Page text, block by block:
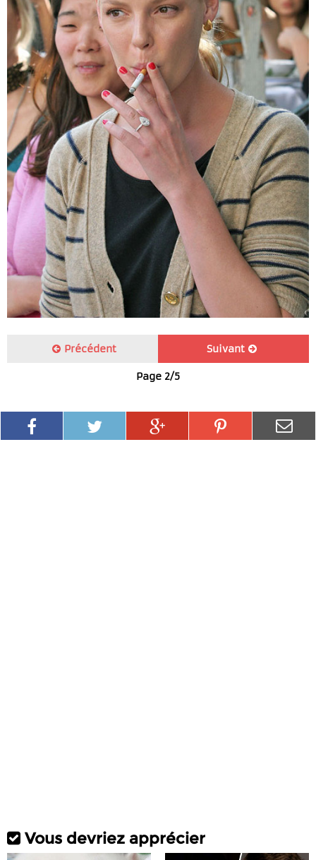
Précédent Suivant
Page 2/5
Vous devriez apprécier